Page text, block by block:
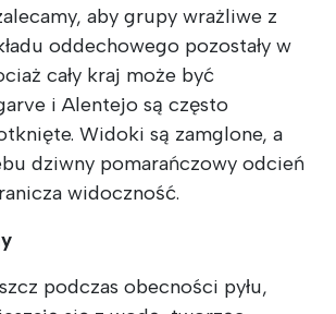
aby grupy wrażliwe z
oddechowego pozostały w
cały kraj może być
i Alentejo są często
Widoki są zamglone, a
dziwny pomarańczowy odcień
widoczność.
podczas obecności pyłu,